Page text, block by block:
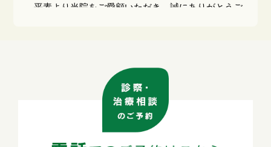
平素より当院をご愛顧いただき、誠にありがとうご
解とご協力のほどよろしくお願い申し上げます。定
期的に研修会を実施し、より良い医療サービス提供
に努めてまいります。